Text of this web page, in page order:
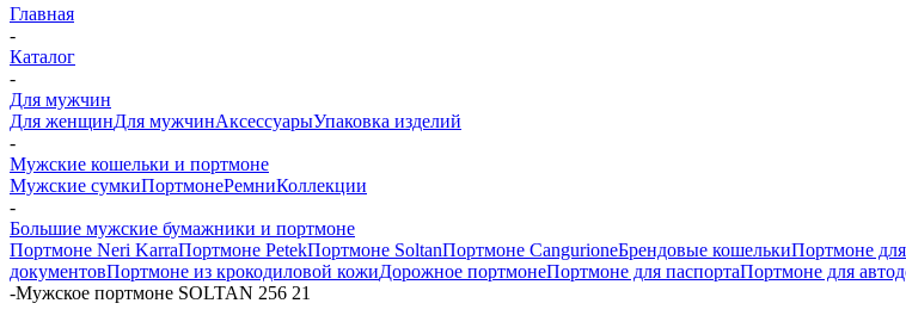
Главная
-
Каталог
-
Для мужчин
Для женщинДля мужчинАксессуарыУпаковка изделий
-
Мужские кошельки и портмоне
Мужские сумкиПортмонеРемниКоллекции
-
Большие мужские бумажники и портмоне
Портмоне Neri KarraПортмоне PetekПортмоне SoltanПортмоне CangurioneБрендовые кошелькиПортмоне
документовПортмоне из крокодиловой кожиДорожное портмонеПортмоне для паспортаПортмоне для
-Мужское портмоне SOLTAN 256 21